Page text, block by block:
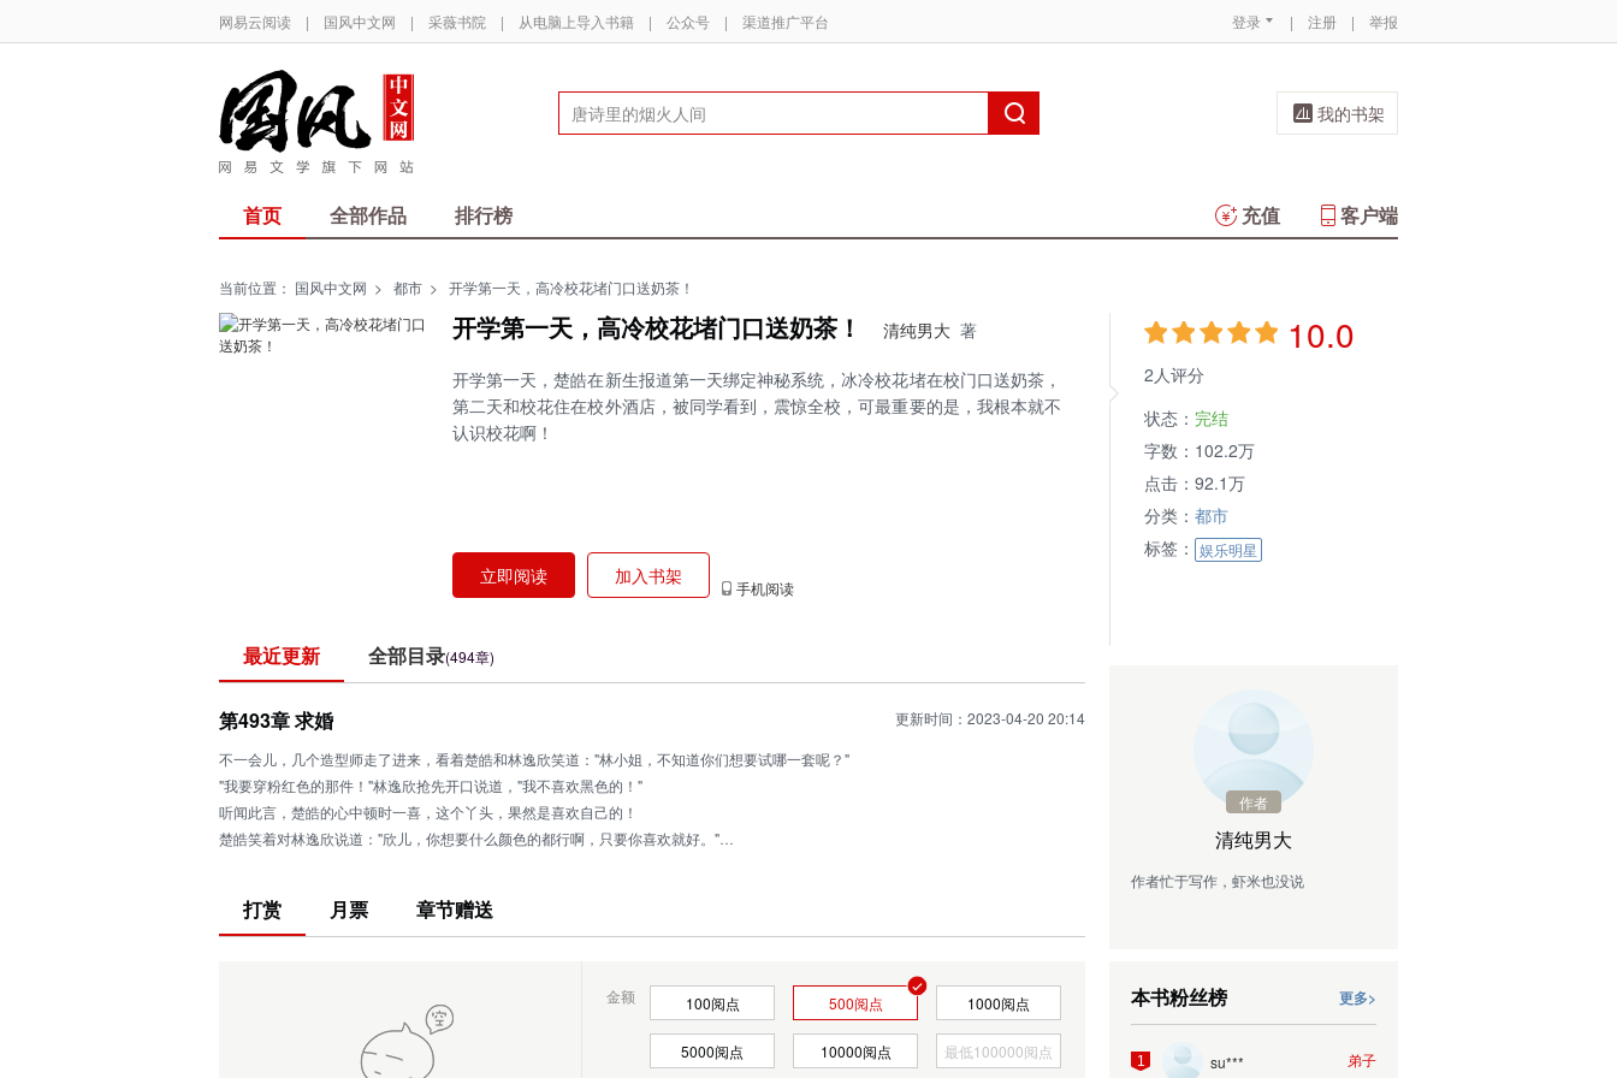
网易云阅读 | 国风中文网 | 采薇书院 | 从电脑上导入书籍 | 公众号 | 渠道推广平台 登录 | 注册 | 举报
我的书架
首页 全部作品 排行榜 客户端
充值
当前位置： 国风中文网 > 都市 > 开学第一天，高冷校花堵门口送奶茶！
10.0
2人评分
状态： 完结
字数： 102.2万
点击： 92.1万
分类： 都市
标签： 娱乐明星
作者
清纯男大
作者忙于写作，虾米也没说
本书粉丝榜 更多>
1 su*** 弟子
开学第一天，高冷校花堵门口送奶茶！ 清纯男大 著
开学第一天，楚皓在新生报道第一天绑定神秘系统，冰冷校花堵在校门口送奶茶，
第二天和校花住在校外酒店，被同学看到，震惊全校，可最重要的是，我根本就不
认识校花啊！
立即阅读 加入书架
手机阅读
最近更新 全部目录(494章)
第493章 求婚
更新时间：2023-04-20 20:14
不一会儿，几个造型师走了进来，看着楚皓和林逸欣笑道："林小姐，不知道你们想要试哪一套呢？"
"我要穿粉红色的那件！"林逸欣抢先开口说道，"我不喜欢黑色的！"
听闻此言，楚皓的心中顿时一喜，这个丫头，果然是喜欢自己的！
楚皓笑着对林逸欣说道："欣儿，你想要什么颜色的都行啊，只要你喜欢就好。"
打赏 月票 章节赠送
金额 100阅点 500阅点 1000阅点
5000阅点 10000阅点